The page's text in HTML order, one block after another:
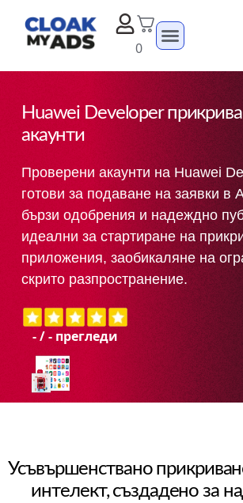
0
Huawei Developer
акаунти
Проверени акаунти на Huawei
готови за подаване на заявки в
бързи одобрения и надеждно
идеални за стартиране на
приложения, заобикаляне на
скрито разпространение.
-/- прегледи
Усъвършенствано
интелект, създадено за